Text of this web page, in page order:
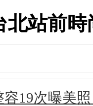
北站前
19次曝美